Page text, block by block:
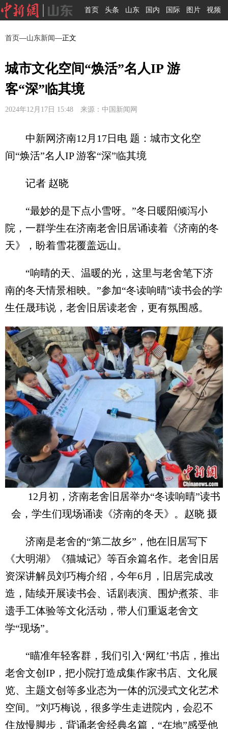
首页 头条 山东 国内 国际 图片 视频
首页—山东新闻—正文
城市文化空间“焕活”名人IP 游
客“深”临其境
2024年12月17日 15:48 来源：中国新闻网
中新网济南12月17日电 题：城市文化空
间“焕活”名人IP 游客“深”临其境
记者 赵晓
“最妙的是下点小雪呀。”冬日暖阳倾泻小
院，一群学生在济南老舍旧居诵读着《济南的冬
天》，盼着雪花覆盖远山。
“响晴的天、温暖的光，这里与老舍笔下济
南的冬天情景相映。”参加“冬读响晴”读书会的学
生任晟玮说，老舍旧居读老舍，更有氛围感。
12月初，济南老舍旧居举办“冬读响晴”读书
会，学生们现场诵读《济南的冬天》。赵晓 摄
济南是老舍的“第二故乡”，他在旧居写下
《大明湖》《猫城记》等百余篇名作。老舍旧居
资深讲解员刘巧梅介绍，今年6月，旧居完成改
造，陆续开展读书会、话剧表演、围炉煮茶、非
遗手工体验等文化活动，带人们重返老舍文
学“现场”。
“瞄准年轻客群，我们引入‘网红’书店，推出
老舍文创IP，把小院打造成集作家书店、文化展
览、主题文创等多业态为一体的沉浸式文化艺术
空间。”刘巧梅说，很多学生走进院内，会忍不
住放慢脚步，背诵老舍经典名篇，“在地”感受他